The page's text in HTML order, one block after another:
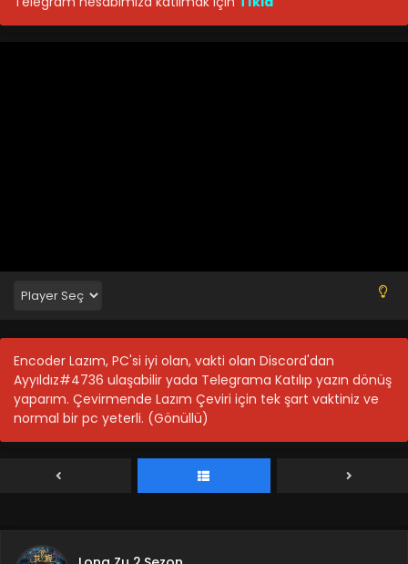
Encoder Lazım, PC'si iyi olan, vakti olan Discord'dan
Ayyıldız#4736 ulaşabilir yada Telegrama Katılıp yazın dönüş
yaparım. Çevirmende Lazım Çeviri için tek şart vaktiniz ve
normal bir pc yeterli. (Gönüllü)
Blm 16 - Ekim 17, 2025
Long Zu 2.Sezon 12.Bölüm izle
Blm 11 - Eylül 12, 2025
Long Zu 2.Sezon 10.Bölüm izle
Blm 10 - Eylül 5, 2025
Long Zu 2.Sezon 9.Bölüm